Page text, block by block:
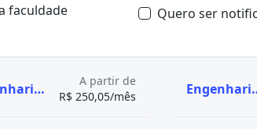
faculdade
Quero ser
Engenharia de Software
A partir de
R$ 250,05/mês